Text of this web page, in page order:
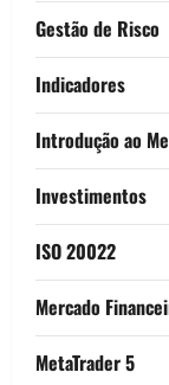
Gestão de Risco
Indicadores
Introdução ao
Investimentos
ISO 20022
Mercado
MetaTrader 5